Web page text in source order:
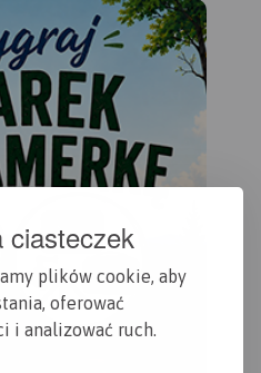
ciasteczek
plików cookie, aby
oferować
i analizować ruch.